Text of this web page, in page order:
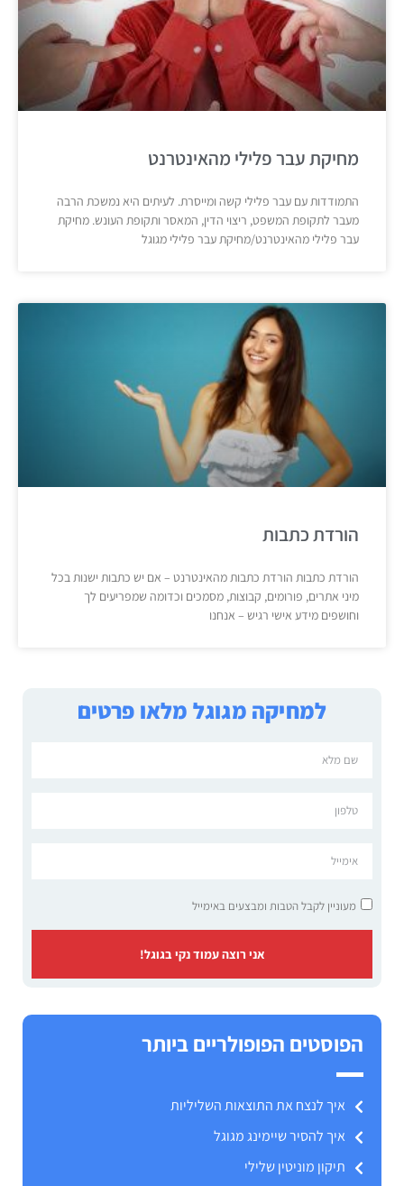
למחיקה מגוגל מלאו פרטים
מעוניין לקבל הטבות ומבצעים באימייל
אני רוצה עמוד נקי בגוגל!
הפוסטים הפופולריים ביותר
איך לנצח את התוצאות השליליות
איך להסיר שיימינג מגוגל
תיקון מוניטין שלילי
מחיקת עבר פלילי מהאינטרנט
התמודדות עם עבר פלילי קשה ומייסרת. לעיתים היא נמשכת הרבה
מעבר לתקופת המשפט, ריצוי הדין, המאסר ותקופת העונש. מחיקת
עבר פלילי מהאינטרנט/מחיקת עבר פלילי מגוגל
הורדת כתבות
הורדת כתבות הורדת כתבות מהאינטרנט – אם יש כתבות ישנות בכל
מיני אתרים, פורומים, קבוצות, מסמכים וכדומה שמפריעים לך
וחושפים מידע אישי רגיש – אנחנו